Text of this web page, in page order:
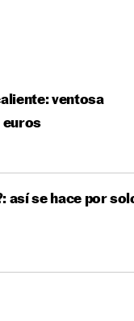
ventosa
euros
así se hace por